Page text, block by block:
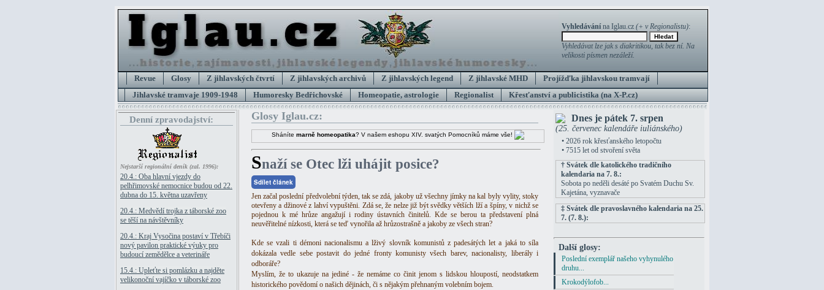
Vyhledávánína Iglau.cz (+ v Regionalistu):
Vyhledávat lze jak s diakritikou, tak bez ní. Na
velikosti písmen nezáleží.
Revue Glosy Z jihlavských čtvrtí Z jihlavských archivů Z jihlavských legend Z jihlavské MHD
Projížďka jihlavskou tramvají
Jihlavské tramvaje 1909-1948
Humoresky Bedřichovské Homeopatie, astrologie Regionalist Křesťanství a publicistika (na X-P.cz)
Denní zpravodajství:
Nejstarší regionální deník (zal. 1996):
20.4.: Oba hlavní vjezdy do
pelhřimovské nemocnice budou od 22.
dubna do 15. května uzavřeny
20.4.: Medvědí trojka z táborské zoo
se těší na návštěvníky
20.4.: Kraj Vysočina postaví v Třebíči
nový pavilon praktické výuky pro
budoucí zemědělce a veterináře
15.4.: Upleťte si pomlázku a najděte
velikonoční vajíčko v táborské zoo
Glosy Iglau.cz:
Sháníte marně homeopatika? V našem eshopu XIV. svatých Pomocníků máme vše!
Snaží se Otec lži uhájit posice?
Sdílet článek
Jen začal poslední předvolební týden, tak se zdá, jakoby už všechny jímky na kal byly vylity, stoky
otevřeny a džinové z lahví vypuštěni. Zdá se, že nelze již být svědky větších lží a špíny, v nichž se
pojednou k mé hrůze angažují i rodiny ústavních činitelů. Kde se berou ta představení plná
neuvěřitelné nízkosti, která se teď vynořila až hrůzostrašně a jakoby ze všech stran?
Kde se vzali ti démoni nacionalismu a lživý slovník komunistů z padesátých let a jaká to síla
dokázala vedle sebe postavit do jedné fronty komunisty všech barev, nacionalisty, liberály i
odboráře?
Myslím, že to ukazuje na jediné - že nemáme co činit jenom s lidskou hloupostí, neodstatkem
historického povědomí o našich dějinách, či s nějakým přehnaným volebním bojem.
Dnes je pátek 7. srpen
(25. červenec kalendáře iuliánského)
• 2026 rok křesťanského letopočtu
• 7515 let od stvoření světa
† Svátek dle katolického tradičního
kalendaria na 7. 8.:
Sobota po neděli desáté po Svatém Duchu Sv.
Kajetána, vyznavače
‡ Svátek dle pravoslavného kalendaria na 25.
7. (7. 8.):
Další glosy:
Poslední exemplář našeho vyhynulého
druhu...
Krokodýlofob...